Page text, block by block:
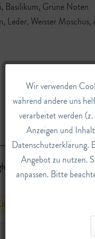
Basilikum, Grüne Noten
Leder, Weisser
Dream Eau de
freigeschaltet.
Funktionale
Marketing
Tracking
Service
Wir verwenden
während andere uns
verarbeitet werden
Anzeigen und
Datenschutzerklärung.
Angebot zu nutzen.
anpassen. Bitte